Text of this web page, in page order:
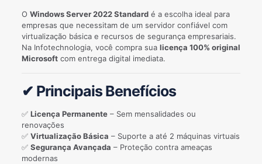
O Windows Server 2022 Standardé a escolha ideal para
empresas que necessitam de um servidor confiável com
virtualização básica e recursos de segurança empresariais.
Na Infotechnologia, você compra sua licença 100% original
Microsoftcom entrega digital imediata.
✔ Principais Benefícios
✅ Licença Permanente– Sem mensalidades ou
renovações
✅ Virtualização Básica – Suporte a até 2 máquinas virtuais
✅ Segurança Avançada – Proteção contra ameaças
modernas